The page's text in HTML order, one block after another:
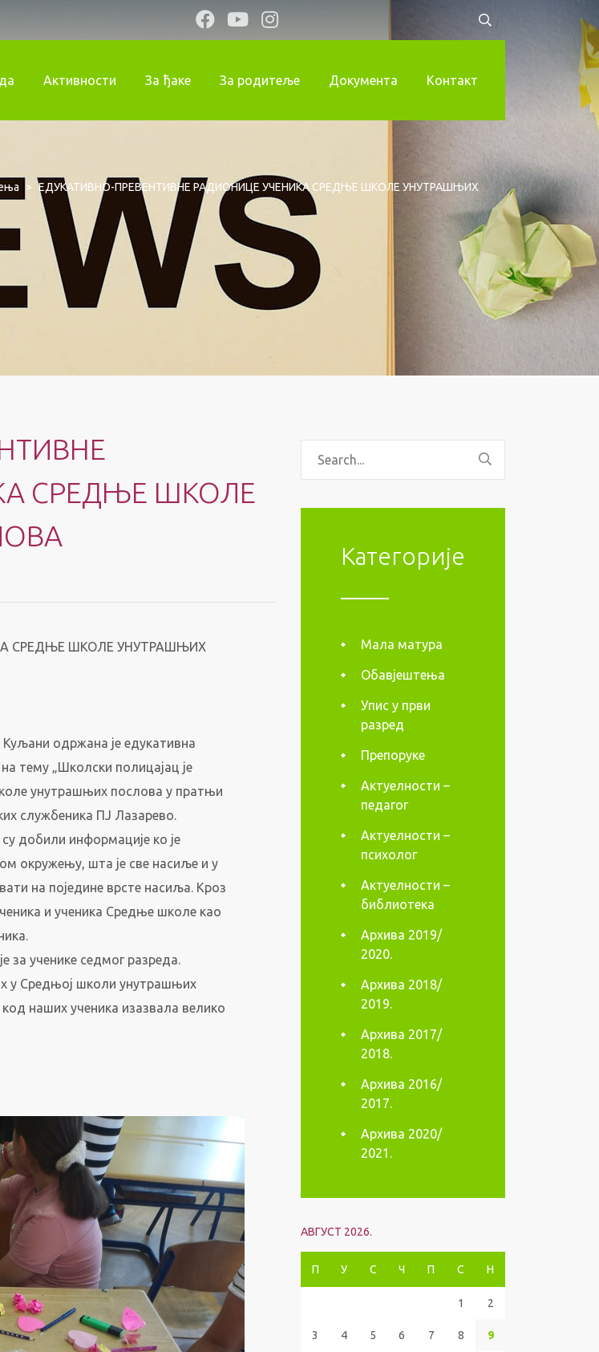
Активности За ђаке За родитеље Документа Контакт
> ЕДУКАТИВНО-ПРЕВЕНТИВНЕ РАДИОНИЦЕ УЧЕНИКА СРЕДЊЕ ШКОЛЕ УНУТРАШЊИХ
СРЕДЊЕ ШКОЛЕ
СРЕДЊЕ ШКОЛЕ УНУТРАШЊИХ
одржана је едукативна
тему „Школски полицајац је
унутрашњих послова у пратњи
службеника ПЈ Лазарево.
добили информације ко је
окружењу, шта је све насиље и у
на поједине врсте насиља. Кроз
и ученика Средње школе као
за ученике седмог разреда.
у Средњој школи унутрашњих
наших ученика изазвала велико
Категорије
Мала матура
Обавјештења
Упис у први
разред
Препоруке
Актуелности –
педагог
Актуелности –
психолог
Актуелности –
библиотека
Архива 2019/
2020.
Архива 2018/
2019.
Архива 2017/
2018.
Архива 2016/
2017.
Архива 2020/
2021.
АВГУСТ 2026.
П У С Ч П С Н
1 2
3 4 5 6 7 8 9